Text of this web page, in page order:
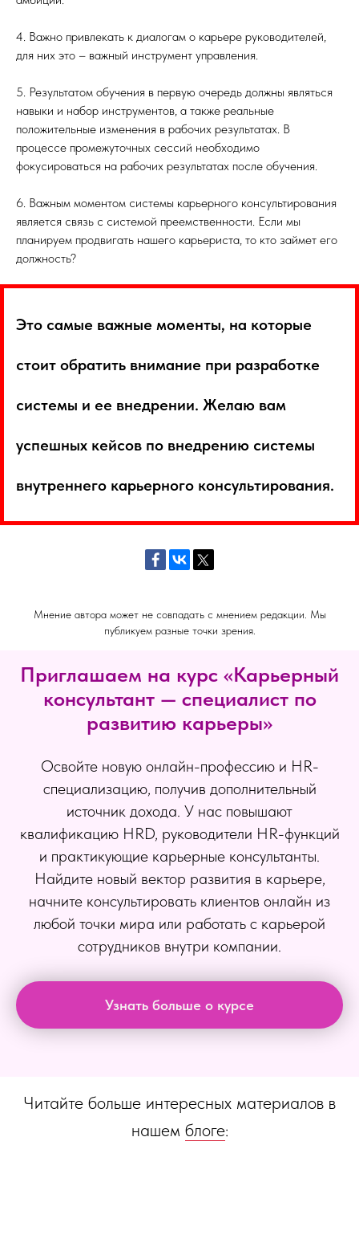
4. Важно привлекать к диалогам о карьере руководителей,
для них это – важный инструмент управления.
5. Результатом обучения в первую очередь должны являться
навыки и набор инструментов, а также реальные
положительные изменения в рабочих результатах. В
процессе промежуточных сессий необходимо
фокусироваться на рабочих результатах после обучения.
6. Важным моментом системы карьерного консультирования
является связь с системой преемственности. Если мы
планируем продвигать нашего карьериста, то кто займет его
должность?
Это самые важные моменты, на которые
стоит обратить внимание при разработке
системы и ее внедрении. Желаю вам
успешных кейсов по внедрению системы
внутреннего карьерного консультирования.
Мнение автора может не совпадать с мнением редакции. Мы
публикуем разные точки зрения.
Приглашаем на курс «Карьерный
консультант — специалист по
развитию карьеры»
Освойте новую онлайн-профессию и HR-
специализацию, получив дополнительный
источник дохода. У нас повышают
квалификацию HRD, руководители HR-функций
и практикующие карьерные консультанты.
Найдите новый вектор развития в карьере,
начните консультировать клиентов онлайн из
любой точки мира или работать с карьерой
сотрудников внутри компании.
Узнать больше о курсе
Читайте больше интересных материалов в
нашем блоге: